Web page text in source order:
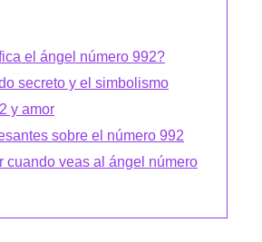
el ángel número 992?
secreto y el simbolismo
y amor
sobre el número 992
cuando veas al ángel número